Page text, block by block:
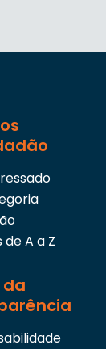
de A a Z
da